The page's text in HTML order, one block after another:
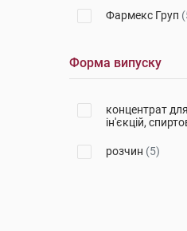
Фармекс Груп
Форма випуску
концентрат
ін'єкцій,
розчин (5)